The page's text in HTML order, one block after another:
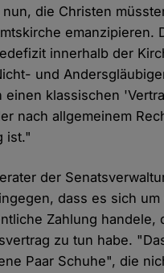
nun, die Christen
emanzipieren.
innerhalb der
und
einen klassischen
nach allgemeinem
ist."
der
dass es sich um
Zahlung handele,
zu tun habe.
Paar Schuhe", die